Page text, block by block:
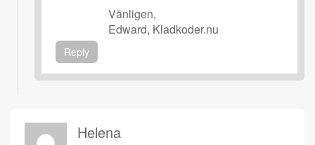
Vänligen,
Edward, Kladkoder.nu
Reply
Helena